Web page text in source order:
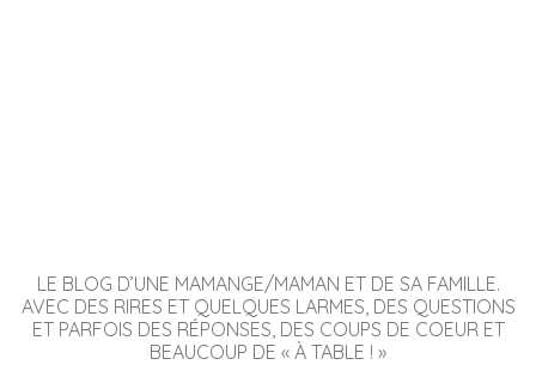
LE BLOG D’UNE MAMANGE/MAMAN ET DE SA FAMILLE.
AVEC DES RIRES ET QUELQUES LARMES, DES QUESTIONS
ET PARFOIS DES RÉPONSES, DES COUPS DE COEUR ET
BEAUCOUP DE « À TABLE ! »